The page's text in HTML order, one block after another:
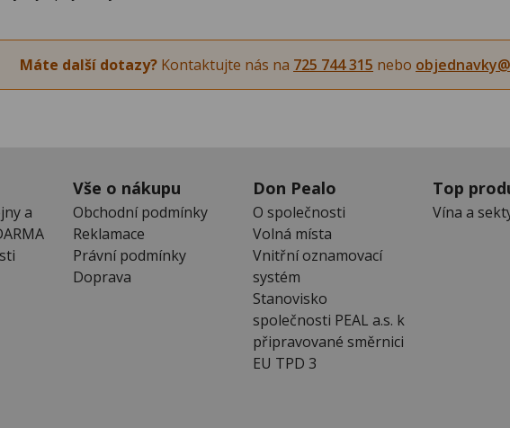
Máte další dotazy? Kontaktujte nás na 725 744 315 nebo
a
Vše o nákupu
Obchodní podmínky
Reklamace
Právní podmínky
Doprava
Don Pealo
O společnosti
Volná místa
Vnitřní oznamovací
systém
Stanovisko
společnosti PEAL a.s. k
připravované směrnici
EU TPD 3
Top
Vína a